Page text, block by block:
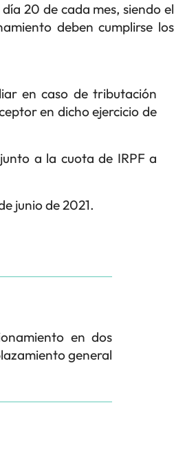
20 de cada mes, siendo el
deben cumplirse los
en caso de tributación
en dicho ejercicio de
a la cuota de IRPF a
junio de 2021.
en dos
general